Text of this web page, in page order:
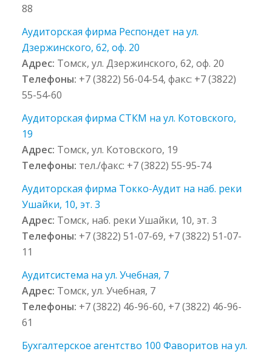
88
Аудиторская фирма Респондет на ул.
Дзержинского, 62, оф. 20
Адрес: Томск, ул. Дзержинского, 62, оф. 20
Телефоны: +7 (3822) 56-04-54, факс: +7 (3822)
55-54-60
Аудиторская фирма СТКМ на ул. Котовского,
19
Адрес: Томск, ул. Котовского, 19
Телефоны: тел./факс: +7 (3822) 55-95-74
Аудиторская фирма Токко-Аудит на наб. реки
Ушайки, 10, эт. 3
Адрес: Томск, наб. реки Ушайки, 10, эт. 3
Телефоны: +7 (3822) 51-07-69, +7 (3822) 51-07-
11
Аудитсистема на ул. Учебная, 7
Адрес: Томск, ул. Учебная, 7
Телефоны: +7 (3822) 46-96-60, +7 (3822) 46-96-
61
Бухгалтерское агентство 100 Фаворитов на ул.